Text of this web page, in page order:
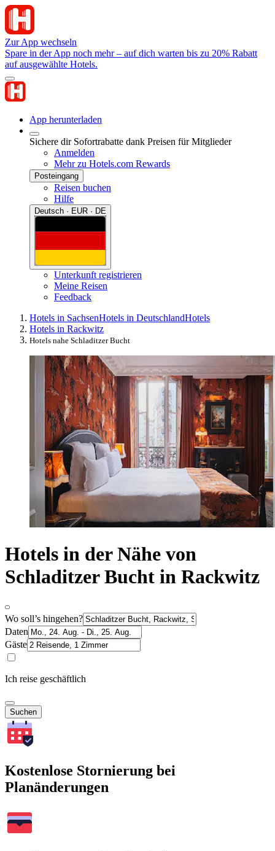
Zur App wechseln
Spare in der App noch mehr – auf dich warten bis zu 20% Rabatt
auf ausgewählte Hotels.
App herunterladen
Sichere dir Sofortrabatte dank Preisen für Mitglieder
Anmelden
Mehr zu Hotels.com Rewards
Posteingang
Reisen buchen
Hilfe
Deutsch · EUR · DE
Unterkunft registrieren
Meine Reisen
Feedback
Hotels in SachsenHotels in DeutschlandHotels
Hotels in Rackwitz
Hotels nahe Schladitzer Bucht
Hotels in der Nähe von
Schladitzer Bucht in Rackwitz
Wo soll’s hingehen?
Daten
Gäste
Ich reise geschäftlich
Suchen
Kostenlose Stornierung bei
Planänderungen